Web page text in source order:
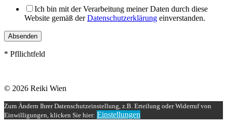
Ich bin mit der Verarbeitung meiner Daten durch diese
Website gemäß derDatenschutzerklärung einverstanden.
Absenden
* Pfllichtfeld
© 2026 Reiki Wien
Zum Ändern Ihrer Datenschutzeinstellung, z.B. Erteilung oder Widerruf von
Einwilligungen, klicken Sie hier: Einstellungen